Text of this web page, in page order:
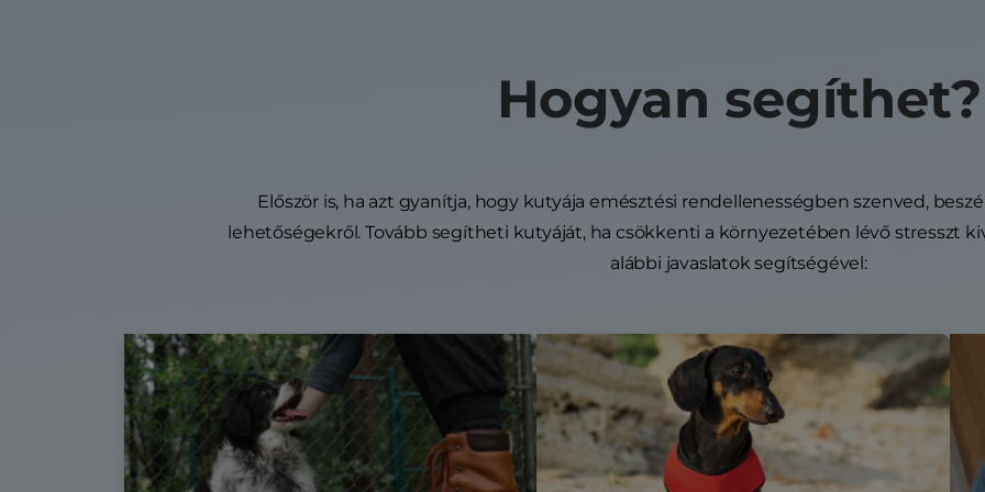
Hogyan segíthet?
Először is, ha azt gyanítja, hogy kutyája emésztési rendellenességben szenved,
lehetőségekről. Tovább segítheti kutyáját, ha csökkenti a környezetében lévő stresszt
alábbi javaslatok segítségével: